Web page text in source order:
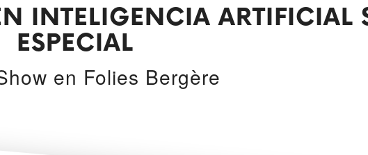
INTELIGENCIA ARTIFICIAL
ESPECIAL
en Folies Bergère